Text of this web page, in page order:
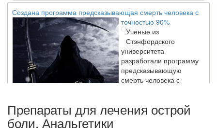
Создана программа предсказывающая смерть человека с
точностью 90%
Ученые из
Стэнфордского
университета
разработали программу
предсказывающую
смерть человека с
высокой точностью.
Зарплата врачей в 2018 году превысит средний доход
Препараты для лечения острой
боли. Анальгетики